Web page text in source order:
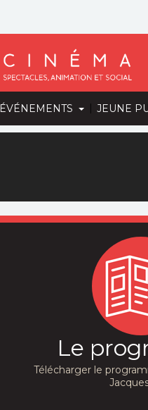
ÉVÉNEMENTS | JEUNE
Le
Télécharger le